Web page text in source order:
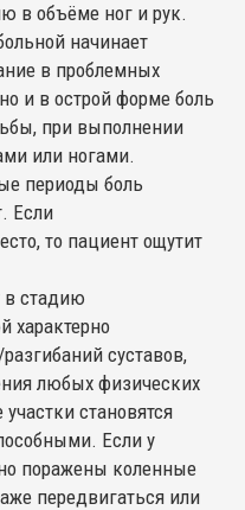
в объёме ног и рук.
начинает
в проблемных
и в острой форме боль
при выполнении
или ногами.
периоды боль
Если
то пациент ощутит
в стадию
характерно
суставов,
любых физических
становятся
Если у
поражены коленные
передвигаться или